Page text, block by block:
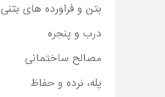
بتن و فراورده های بتنی
درب و پنجره
مصالح ساختمانی
پله، نرده و حفاظ